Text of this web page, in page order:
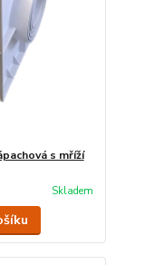
s mříží
Skladem